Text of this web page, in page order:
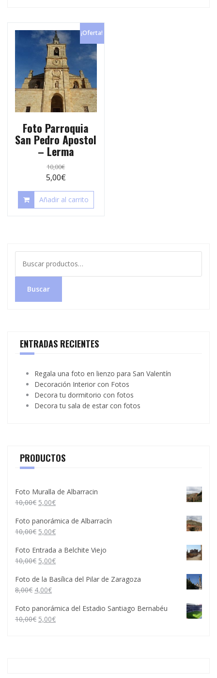
¡Oferta!
Foto Parroquia
San Pedro Apostol
– Lerma
10,00€
5,00€
Añadir al carrito
por:
Buscar
ENTRADAS RECIENTES
Regala una foto en lienzo para San Valentín
Decoración Interior con Fotos
Decora tu dormitorio con fotos
Decora tu sala de estar con fotos
PRODUCTOS
Foto Muralla de Albarracin
10,00€ 5,00€
Foto panorámica de Albarracín
10,00€ 5,00€
Foto Entrada a Belchite Viejo
10,00€ 5,00€
Foto de la Basílica del Pilar de Zaragoza
8,00€ 4,00€
Foto panorámica del Estadio Santiago Bernabéu
10,00€ 5,00€